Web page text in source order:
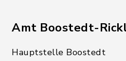
Amt Boostedt-
Hauptstelle Boostedt